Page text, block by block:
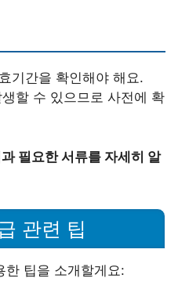
기간을 확인해야 해요.
할 수 있으므로 사전에 확
필요한 서류를 자세히 알
관련 팁
한 팁을 소개할게요: